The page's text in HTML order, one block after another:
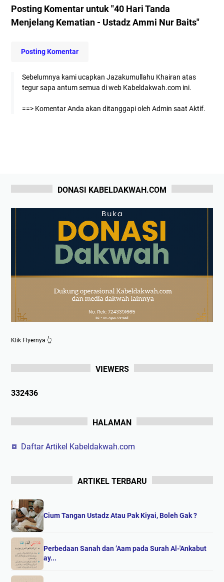
Posting Komentar untuk "40 Hari Tanda
Menjelang Kematian - Ustadz Ammi Nur Baits"
Posting Komentar
Sebelumnya kami ucapkan Jazakumullahu Khairan atas
tegur sapa antum semua di web Kabeldakwah.com ini.
==> Komentar Anda akan ditanggapi oleh Admin saat Aktif.
DONASI KABELDAKWAH.COM
Klik Flyernya 👆
VIEWERS
332436
HALAMAN
Daftar Artikel Kabeldakwah.com
ARTIKEL TERBARU
Cium Tangan Ustadz Atau Pak Kiyai, Boleh Gak ?
Perbedaan Sanah dan ’Aam pada Surah Al-'Ankabut
ay...